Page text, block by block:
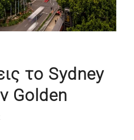
το Sydney
Golden